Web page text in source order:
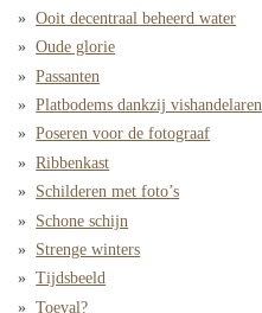
Ooit decentraal beheerd water
Oude glorie
Passanten
Platbodems dankzij vishandelaren
Poseren voor de fotograaf
Ribbenkast
Schilderen met foto’s
Schone schijn
Strenge winters
Tijdsbeeld
Toeval?